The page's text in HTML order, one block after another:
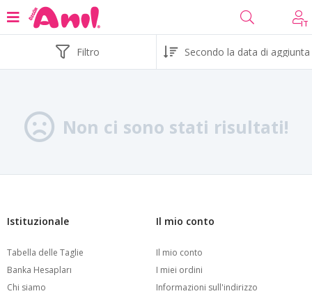
IT
Filtro
Non ci sono stati risultati!
Istituzionale
Tabella delle Taglie
Banka Hesapları
Chi siamo
Il mio conto
Il mio conto
I miei ordini
Informazioni sull'indirizzo